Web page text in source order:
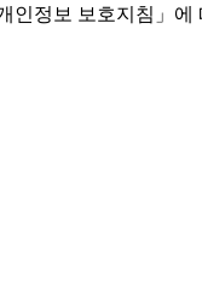
정보 보호지침」에